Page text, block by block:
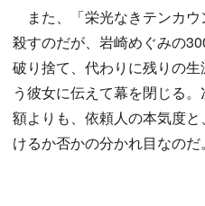
また、「栄光なきテンカ
殺すのだが、岩崎めぐみの
破り捨て、代わりに残りの
う彼女に伝えて幕を閉じる
額よりも、依頼人の本気度
けるか否かの分かれ目なのだ。